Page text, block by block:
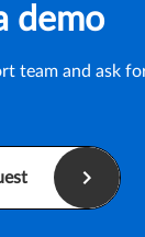
demo
team and ask